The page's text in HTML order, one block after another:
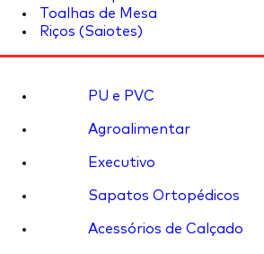
Toalhas de Mesa
Riços (Saiotes)
PU e PVC
Agroalimentar
Executivo
Sapatos Ortopédicos
Acessórios de Calçado